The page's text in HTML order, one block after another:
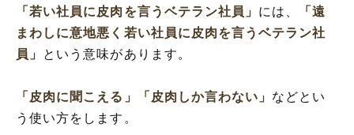
「若い社員に皮肉を言うベテラン社員」 には、
「遠
まわしに意地悪く若い社員に皮肉を言うベテラン社
員」
という意味があります。
「皮肉に聞こえる」 「皮肉しか言わない」 などとい
う使い方をします。